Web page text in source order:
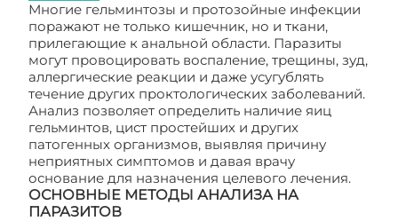
Многие гельминтозы и протозойные инфекции
поражают не только кишечник, но и ткани,
прилегающие к анальной области. Паразиты
могут провоцировать воспаление, трещины, зуд,
аллергические реакции и даже усугублять
течение других проктологических заболеваний.
Анализ позволяет определить наличие яиц
гельминтов, цист простейших и других
патогенных организмов, выявляя причину
неприятных симптомов и давая врачу
основание для назначения целевого лечения.
ОСНОВНЫЕ МЕТОДЫ АНАЛИЗА НА
ПАРАЗИТОВ